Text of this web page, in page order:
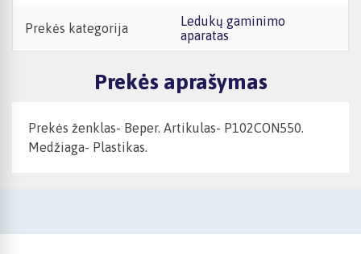
Prekės kategorija
Ledukų gaminimo
aparatas
Prekės aprašymas
Prekės ženklas- Beper. Artikulas- P102CON550.
Medžiaga- Plastikas.